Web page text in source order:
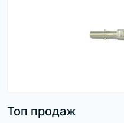
Топ продаж